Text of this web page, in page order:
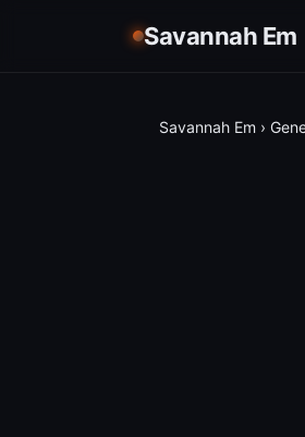
Savannah Em
Savannah Em ›